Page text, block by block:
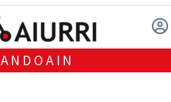
ANDOAIN